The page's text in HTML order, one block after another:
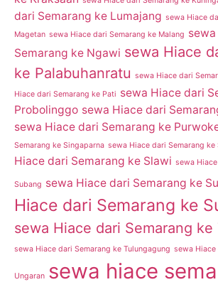
dari Semarang ke Lumajang sewa Hiace
Magetan sewa Hiace dari Semarang ke Malang
Semarang ke Ngawi sewa Hiace
ke Palabuhanratu sewa Hiace dari
Hiace dari Semarang ke Pati sewa Hiace dari
Probolinggo sewa Hiace dari
sewa Hiace dari Semarang ke
Semarang ke Singaparna sewa Hiace dari Semarang ke
Hiace dari Semarang ke Slawi sewa
Subang sewa Hiace dari Semarang ke
Hiace dari Semarang ke
sewa Hiace dari Semarang ke
sewa Hiace dari Semarang ke Tulungagung sewa Hiace
Ungaran sewa hiace